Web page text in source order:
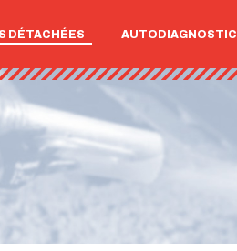
DÉTACHÉES AUTODIAGNOSTIC